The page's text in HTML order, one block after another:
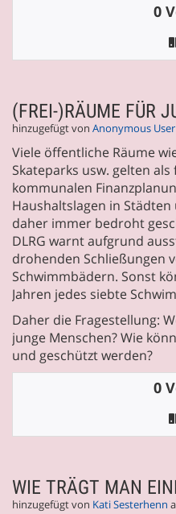
0
(FREI-)RÄUME FÜR
hinzugefügt von Anonymous User
Viele öffentliche Räume
Skateparks usw. gelten
kommunalen
Haushaltslagen in
daher immer bedroht
DLRG warnt aufgrund
drohenden Schließungen
Schwimmbädern. Sonst
Jahren jedes siebte
Daher die Fragestellung:
junge Menschen? Wie
und geschützt werden?
0
WIE TRÄGT MAN
hinzugefügt von Kati Sesterhenn